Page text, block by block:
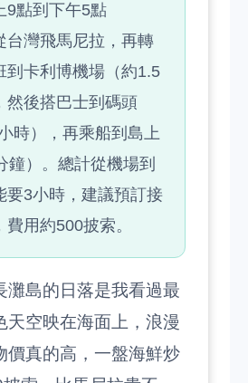
9點到下午5點
台灣飛馬尼拉，再轉
到卡利博機場（約1.5
然後搭巴士到碼頭
時），再乘船到島上
鐘）。總計從機場到
要3小時，建議預訂接
用約500披索。
灘島的日落是我看過最
天空映在海面上，浪漫
價真的高，一盤海鮮炒